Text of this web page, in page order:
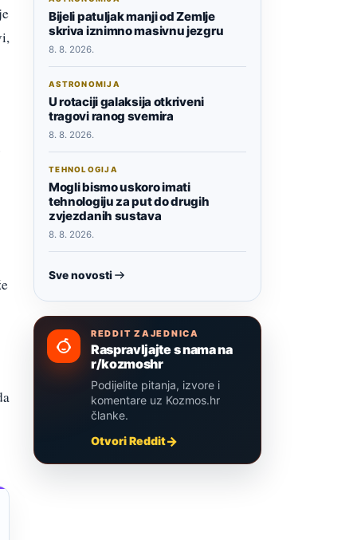
Bijeli patuljak manji od Zemlje
skriva iznimno masivnu jezgru
8. 8. 2026.
ASTRONOMIJA
U rotaciji galaksija otkriveni
tragovi ranog svemira
8. 8. 2026.
TEHNOLOGIJA
Mogli bismo uskoro imati
tehnologiju za put do drugih
zvjezdanih sustava
8. 8. 2026.
Sve novosti
REDDIT ZAJEDNICA
Raspravljajte s nama na
r/kozmoshr
Podijelite pitanja, izvore i
komentare uz Kozmos.hr
članke.
Otvori Reddit